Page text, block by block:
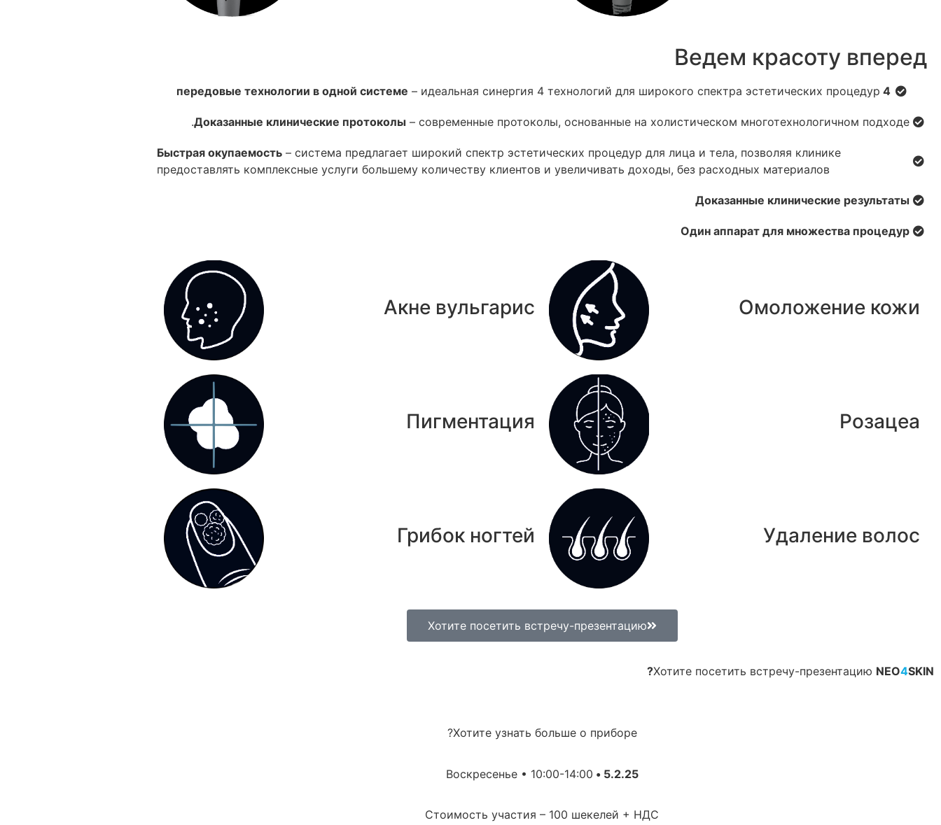
Ведем красоту вперед
4 передовые технологии в одной системе
– идеальная синергия 4 технологий для широкого спектра эстетических процедур
Доказанные клинические протоколы – современные протоколы, основанные на холистическом многотехнологичном подходе.
Быстрая окупаемость – система предлагает широкий спектр эстетических процедур для лица и тела, позволяя клинике
предоставлять комплексные услуги большему количеству клиентов и увеличивать доходы, без расходных материалов
Доказанные клинические результаты
Один аппарат для множества процедур
Омоложение кожи
Акне вульгарис
Розацеа
Пигментация
Удаление волос
Грибок ногтей
Хотите посетить встречу-презентацию
Хотите посетить встречу-презентацию NEO4SKIN?
Хотите узнать больше о приборе?
5.2.25 •
Воскресенье • 10:00-14:00
Стоимость участия – 100 шекелей + НДС